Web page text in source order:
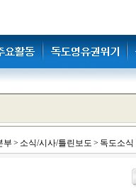
부 > 소식/시사/틀린보도 > 독도소식